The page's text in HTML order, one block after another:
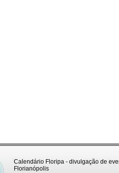
Calendário Floripa - divulgação de
Florianópolis